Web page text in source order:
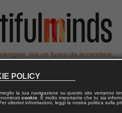
ma un fuoco da accendere,
POLICY
la tua navigazione su questo sito verranno
cookie. È molto importante che tu sia
ulteriori informazioni, leggi la nostra politica sulla